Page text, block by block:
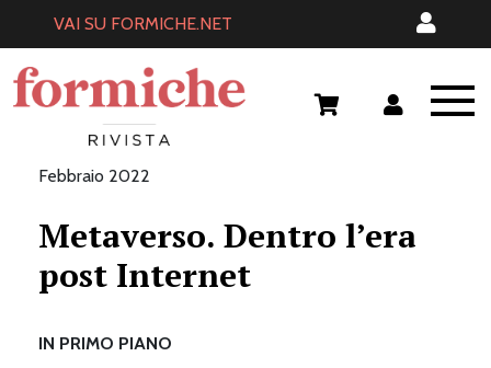
VAI SU FORMICHE.NET
Febbraio 2022
Metaverso. Dentro l’era
post Internet
IN PRIMO PIANO